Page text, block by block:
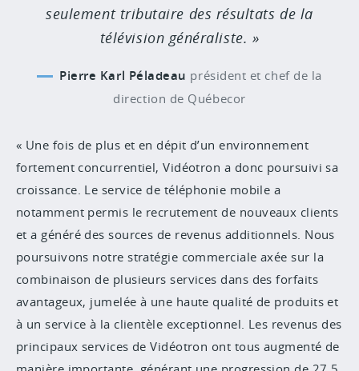
seulement tributaire des résultats de la
télévision généraliste.
Pierre Karl Péladeau président et chef de la
direction de Québecor
« Une fois de plus et en dépit d’un environnement
fortement concurrentiel, Vidéotron a donc poursuivi sa
croissance. Le service de téléphonie mobile a
notamment permis le recrutement de nouveaux clients
et a généré des sources de revenus additionnels. Nous
poursuivons notre stratégie commerciale axée sur la
combinaison de plusieurs services dans des forfaits
avantageux, jumelée à une haute qualité de produits et
à un service à la clientèle exceptionnel. Les revenus des
principaux services de Vidéotron ont tous augmenté de